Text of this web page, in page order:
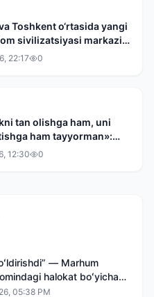
Toshkent o‘rtasida yangi
sivilizatsiyasi markazi
etildi
22:17 0
tan olishga ham, uni
ham tayyorman»:
hokimi bilan bir
12:30 0
— Marhum
halokat boʻyicha
05:38 PM